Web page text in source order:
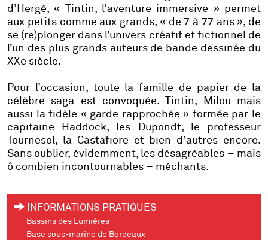
d’Hergé, « Tintin, l’aventure immersive » permet
aux petits comme aux grands, « de 7 à 77 ans », de
se (re)plonger dans l’univers créatif et fictionnel de
l’un des plus grands auteurs de bande dessinée du
XXe siècle.
Pour l’occasion, toute la famille de papier de la
célèbre saga est convoquée. Tintin, Milou mais
aussi la fidèle « garde rapprochée » formée par le
capitaine Haddock, les Dupondt, le professeur
Tournesol, la Castafiore et bien d’autres encore.
Sans oublier, évidemment, les désagréables – mais
ô combien incontournables – méchants.
INFORMATIONS PRATIQUES
Bassins des Lumières
Base sous-marine de Bordeaux